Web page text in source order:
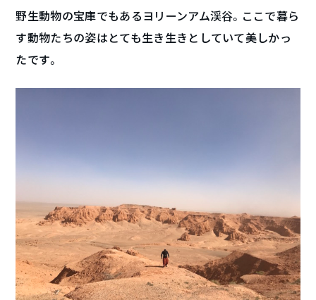
野生動物の宝庫でもあるヨリーンアム渓谷。ここで暮ら
す動物たちの姿はとても生き生きとしていて美しかっ
たです。